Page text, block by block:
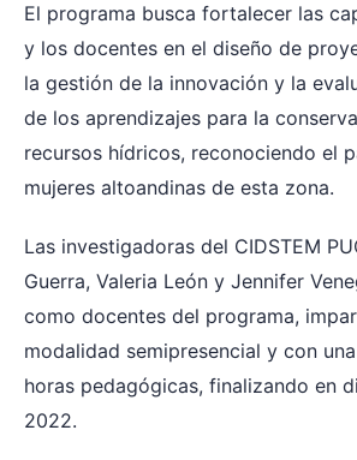
El programa busca fortalecer las
y los docentes en el diseño de
la gestión de la innovación y la
de los aprendizajes para la
recursos hídricos, reconociendo el
mujeres altoandinas de esta zona.
Las investigadoras del CIDSTEM
Guerra, Valeria León y Jennifer
como docentes del programa,
modalidad semipresencial y con
horas pedagógicas, finalizando en
2022.